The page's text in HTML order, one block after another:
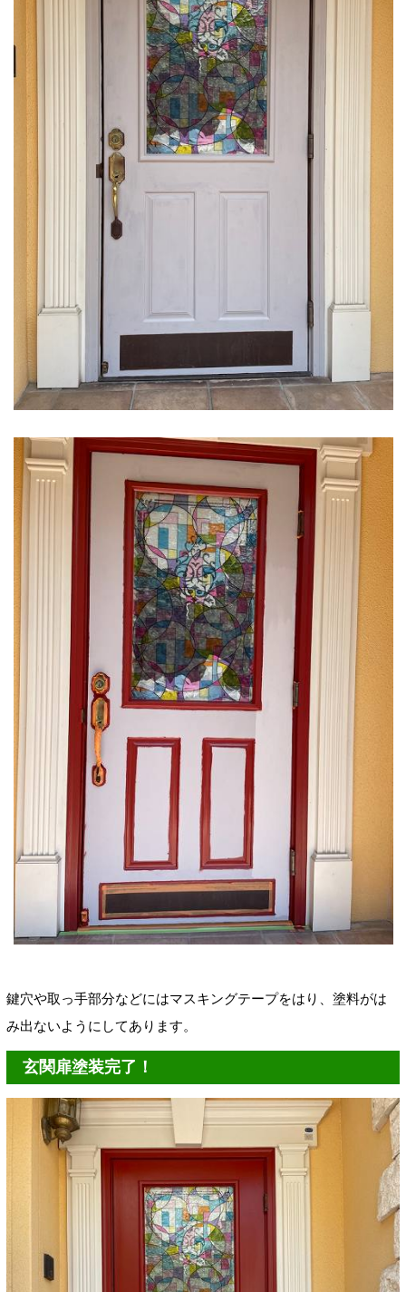
鍵穴や取っ手部分などにはマスキングテープをはり、塗料がは
み出ないようにしてあります。
玄関扉塗装完了！